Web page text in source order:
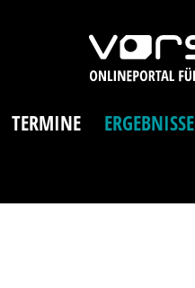
TERMINE ERGEBNISSE